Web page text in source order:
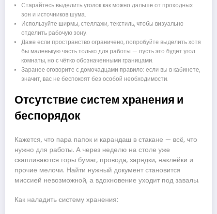
Старайтесь выделить уголок как можно дальше от проходных
зон и источников шума.
Используйте ширмы, стеллажи, текстиль, чтобы визуально
отделить рабочую зону.
Даже если пространство ограничено, попробуйте выделить хотя
бы маленькую часть только для работы — пусть это будет угол
комнаты, но с чётко обозначенными границами.
Заранее оговорите с домочадцами правило: если вы в кабинете,
значит, вас не беспокоят без особой необходимости.
Отсутствие систем хранения и
беспорядок
Кажется, что пара папок и карандаш в стакане — всё, что
нужно для работы. А через неделю на столе уже
скапливаются горы бумаг, провода, зарядки, наклейки и
прочие мелочи. Найти нужный документ становится
миссией невозможной, а вдохновение уходит под завалы.
Как наладить систему хранения: